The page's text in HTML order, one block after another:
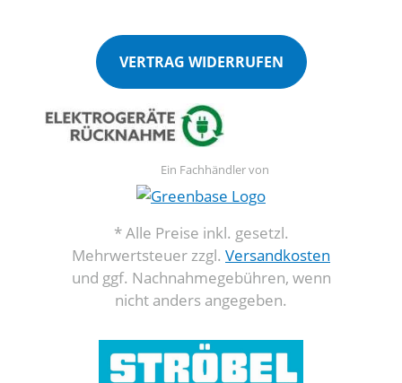
VERTRAG WIDERRUFEN
Ein Fachhändler von
* Alle Preise inkl. gesetzl.
Mehrwertsteuer zzgl. Versandkosten
und ggf. Nachnahmegebühren, wenn
nicht anders angegeben.